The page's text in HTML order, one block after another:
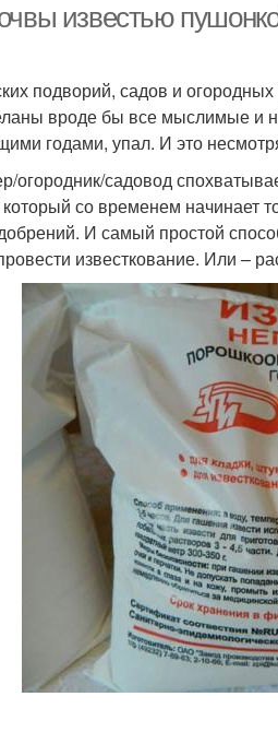
известью
подворий, садов и
вроде бы все мыслимые и
годами, упал. И это
огородник/садовод
который со временем начинает
И самый простой
известкование. Или –